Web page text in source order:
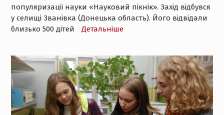
популяризації науки «Науковий пікнік». Захід відбувся
у селищі Званівка (Донецька область). Його відвідали
близько 500 дітей
Детальнiше